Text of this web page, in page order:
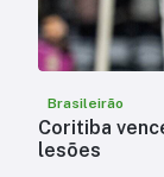
Brasileirão
Coritiba vence a Chapecoense em jogos
lesões